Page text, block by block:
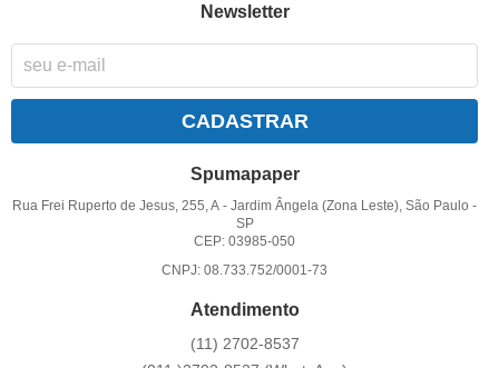
Newsletter
CADASTRAR
Spumapaper
Rua Frei Ruperto de Jesus, 255, A -Jardim Ângela (Zona Leste), São Paulo -
SP
CEP: 03985-050
CNPJ: 08.733.752/0001-73
Atendimento
(11) 2702-8537